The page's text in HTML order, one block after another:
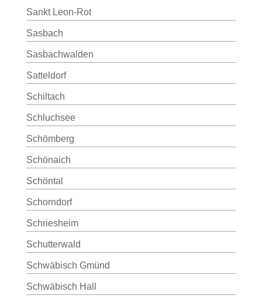
Sankt Leon-Rot
Sasbach
Sasbachwalden
Satteldorf
Schiltach
Schluchsee
Schömberg
Schönaich
Schöntal
Schorndorf
Schriesheim
Schutterwald
Schwäbisch Gmünd
Schwäbisch Hall